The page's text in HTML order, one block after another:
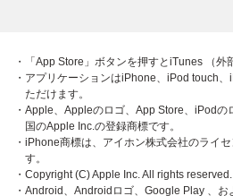
・「App Store」ボタンを押すとiTunes （外
・アプリケーションはiPhone、iPod touch
ただけます。
・Apple、Appleのロゴ、App Store、iPod
国のApple Inc.の登録商標です。
・iPhone商標は、アイホン株式会社のライ
す。
・Copyright (C) Apple Inc. All rights reserved.
・Android、Androidロゴ、Google Play 、お